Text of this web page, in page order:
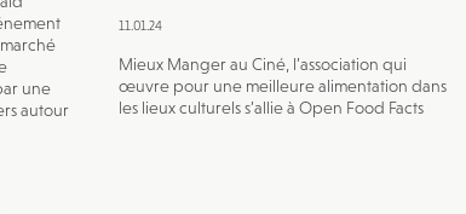
une
autour
11.01.24
Mieux Manger au Ciné, l’association qui
œuvre pour une meilleure alimentation dans
les lieux culturels s’allie à Open Food Facts